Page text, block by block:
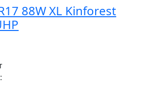
88W XL Kinforest